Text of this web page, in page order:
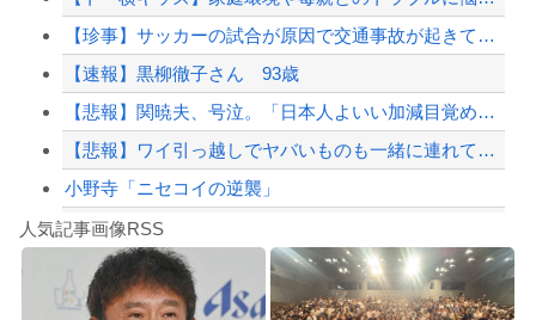
【配信者】「金バエ」のSNS更新が1週間途絶え、様々な憶測が飛び交う。1週間ぶり...
Powered by livedoor 相互RSS
【珍事】サッカーの試合が原因で交通事故が起きてしまう。
【速報】黒柳徹子さん 93歳
【悲報】関暁夫、号泣。「日本人よいい加減目覚めろ！」と涙の訴え
【悲報】ワイ引っ越しでヤバいものも一緒に連れてきてしまった模様
小野寺「ニセコイの逆襲」
【言うて人手不足だし？】未経験から「エンジニア」になるという選択‥‥
8/4のニュース
人気記事画像RSS